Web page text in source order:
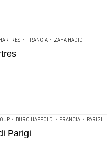
• FRANCIA • ZAHA HADID
• BURO HAPPOLD • FRANCIA • PARIGI
Parigi